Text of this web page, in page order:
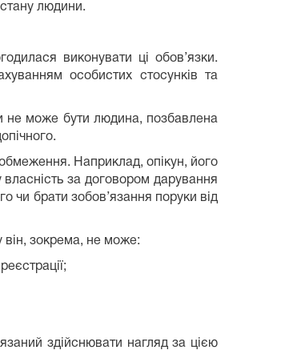
людини.
виконувати ці обов’язки.
особистих стосунків та
не може бути людина, позбавлена
Наприклад, опікун, його
власність за договором дарування
чи брати зобов’язання поруки від
він, зокрема, не може:
здійснювати нагляд за цією